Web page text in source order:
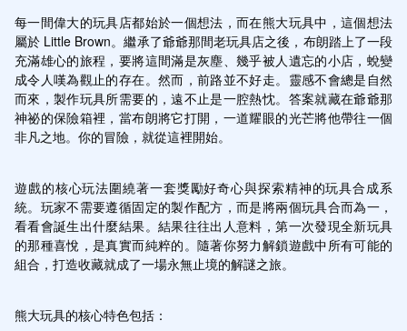
每一間偉大的玩具店都始於一個想法，而在熊大玩具中，這個想法
屬於 Little Brown。繼承了爺爺那間老玩具店之後，布朗踏上了一段
充滿雄心的旅程，要將這間滿是灰塵、幾乎被人遺忘的小店，蛻變
成令人嘆為觀止的存在。然而，前路並不好走。靈感不會總是自然
而來，製作玩具所需要的，遠不止是一腔熱忱。答案就藏在爺爺那
神祕的保險箱裡，當布朗將它打開，一道耀眼的光芒將他帶往一個
非凡之地。你的冒險，就從這裡開始。
遊戲的核心玩法圍繞著一套獎勵好奇心與探索精神的玩具合成系
統。玩家不需要遵循固定的製作配方，而是將兩個玩具合而為一，
看看會誕生出什麼結果。結果往往出人意料，第一次發現全新玩具
的那種喜悅，是真實而純粹的。隨著你努力解鎖遊戲中所有可能的
組合，打造收藏就成了一場永無止境的解謎之旅。
熊大玩具的核心特色包括：